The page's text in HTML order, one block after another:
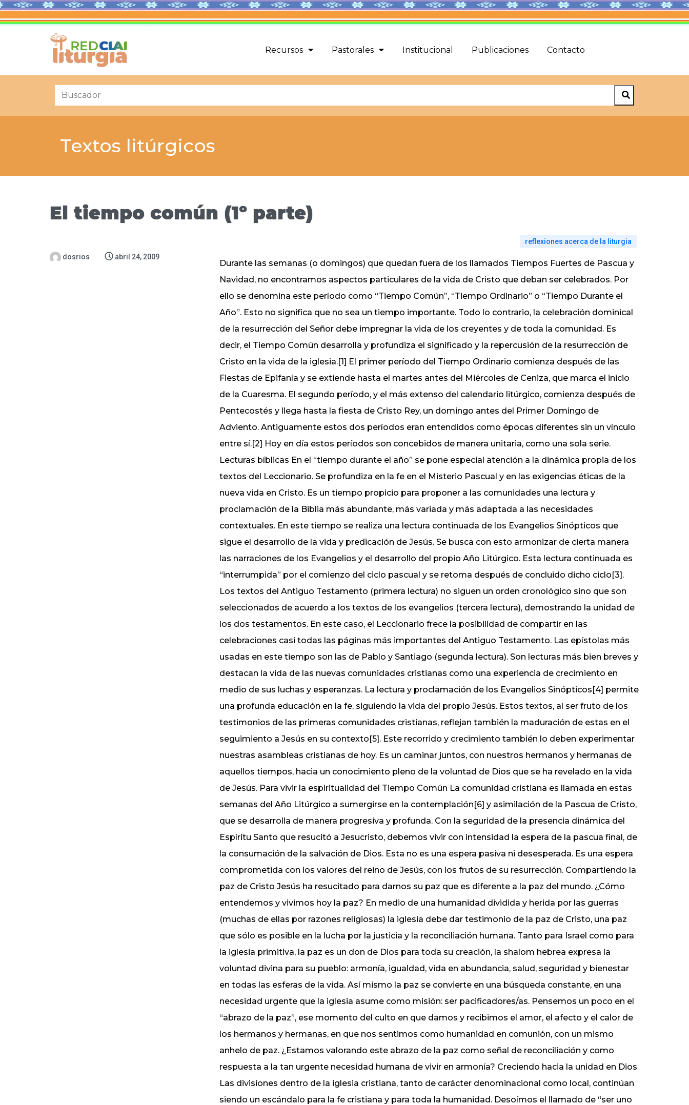
Recursos Pastorales Institucional Publicaciones Contacto
Textos litúrgicos
El tiempo común (1º parte)
dosrios abril 24, 2009
reflexiones acerca de la liturgia
Durante las semanas (o domingos) que quedan fuera de los llamados Tiempos Fuertes de Pascua y
Navidad, no encontramos aspectos particulares de la vida de Cristo que deban ser celebrados. Por
ello se denomina este período como “Tiempo Común”, “Tiempo Ordinario” o “Tiempo Durante el
Año”. Esto no significa que no sea un tiempo importante. Todo lo contrario, la celebración dominical
de la resurrección del Señor debe impregnar la vida de los creyentes y de toda la comunidad. Es
decir, el Tiempo Común desarrolla y profundiza el significado y la repercusión de la resurrección de
Cristo en la vida de la iglesia.[1] El primer período del Tiempo Ordinario comienza después de las
Fiestas de Epifanía y se extiende hasta el martes antes del Miércoles de Ceniza, que marca el inicio
de la Cuaresma. El segundo período, y el más extenso del calendario litúrgico, comienza después de
Pentecostés y llega hasta la fiesta de Cristo Rey, un domingo antes del Primer Domingo de
Adviento. Antiguamente estos dos períodos eran entendidos como épocas diferentes sin un vínculo
entre sí.[2] Hoy en día estos períodos son concebidos de manera unitaria, como una sola serie.
Lecturas bíblicas En el “tiempo durante el año” se pone especial atención a la dinámica propia de los
textos del Leccionario. Se profundiza en la fe en el Misterio Pascual y en las exigencias éticas de la
nueva vida en Cristo. Es un tiempo propicio para proponer a las comunidades una lectura y
proclamación de la Biblia más abundante, más variada y más adaptada a las necesidades
contextuales. En este tiempo se realiza una lectura continuada de los Evangelios Sinópticos que
sigue el desarrollo de la vida y predicación de Jesús. Se busca con esto armonizar de cierta manera
las narraciones de los Evangelios y el desarrollo del propio Año Litúrgico. Esta lectura continuada es
“interrumpida” por el comienzo del ciclo pascual y se retoma después de concluido dicho ciclo[3].
Los textos del Antiguo Testamento (primera lectura) no siguen un orden cronológico sino que son
seleccionados de acuerdo a los textos de los evangelios (tercera lectura), demostrando la unidad de
los dos testamentos. En este caso, el Leccionario frece la posibilidad de compartir en las
celebraciones casi todas las páginas más importantes del Antiguo Testamento. Las epístolas más
usadas en este tiempo son las de Pablo y Santiago (segunda lectura). Son lecturas más bien breves y
destacan la vida de las nuevas comunidades cristianas como una experiencia de crecimiento en
medio de sus luchas y esperanzas. La lectura y proclamación de los Evangelios Sinópticos[4] permite
una profunda educación en la fe, siguiendo la vida del propio Jesús. Estos textos, al ser fruto de los
testimonios de las primeras comunidades cristianas, reflejan también la maduración de estas en el
seguimiento a Jesús en su contexto[5]. Este recorrido y crecimiento también lo deben experimentar
nuestras asambleas cristianas de hoy. Es un caminar juntos, con nuestros hermanos y hermanas de
aquellos tiempos, hacia un conocimiento pleno de la voluntad de Dios que se ha revelado en la vida
de Jesús. Para vivir la espiritualidad del Tiempo Común La comunidad cristiana es llamada en estas
semanas del Año Litúrgico a sumergirse en la contemplación[6] y asimilación de la Pascua de Cristo,
que se desarrolla de manera progresiva y profunda. Con la seguridad de la presencia dinámica del
Espíritu Santo que resucitó a Jesucristo, debemos vivir con intensidad la espera de la pascua final, de
la consumación de la salvación de Dios. Esta no es una espera pasiva ni desesperada. Es una espera
comprometida con los valores del reino de Jesús, con los frutos de su resurrección. Compartiendo la
paz de Cristo Jesús ha resucitado para darnos su paz que es diferente a la paz del mundo. ¿Cómo
entendemos y vivimos hoy la paz? En medio de una humanidad dividida y herida por las guerras
(muchas de ellas por razones religiosas) la iglesia debe dar testimonio de la paz de Cristo, una paz
que sólo es posible en la lucha por la justicia y la reconciliación humana. Tanto para Israel como para
la iglesia primitiva, la paz es un don de Dios para toda su creación, la shalom hebrea expresa la
voluntad divina para su pueblo: armonía, igualdad, vida en abundancia, salud, seguridad y bienestar
en todas las esferas de la vida. Así mismo la paz se convierte en una búsqueda constante, en una
necesidad urgente que la iglesia asume como misión: ser pacificadores/as. Pensemos un poco en el
“abrazo de la paz”, ese momento del culto en que damos y recibimos el amor, el afecto y el calor de
los hermanos y hermanas, en que nos sentimos como humanidad en comunión, con un mismo
anhelo de paz. ¿Estamos valorando este abrazo de la paz como señal de reconciliación y como
respuesta a la tan urgente necesidad humana de vivir en armonía? Creciendo hacia la unidad en Dios
Las divisiones dentro de la iglesia cristiana, tanto de carácter denominacional como local, continúan
siendo un escándalo para la fe cristiana y para toda la humanidad. Desoímos el llamado de “ser uno